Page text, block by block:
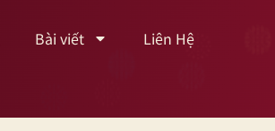
Bài viết
Liên Hệ